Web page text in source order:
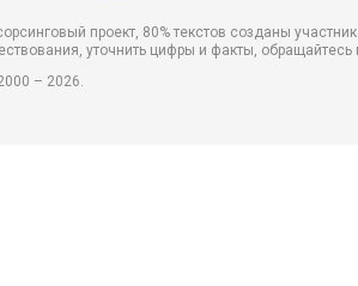
проект, 80% текстов созданы
уточнить цифры и факты,
– 2026.